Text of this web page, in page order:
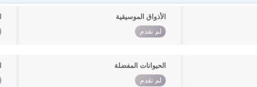
الأذواق الموسيقية
لم تقدم
الحيوانات المفضلة
لم تقدم